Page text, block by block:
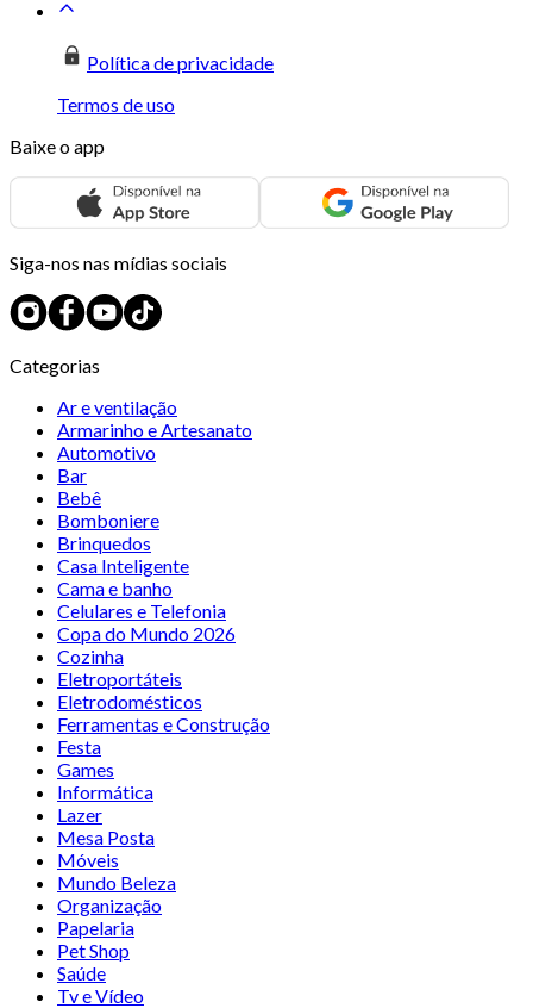
Política de privacidade
Termos de uso
Baixe o app
Siga-nos nas mídias sociais
Categorias
Ar e ventilação
Armarinho e Artesanato
Automotivo
Bar
Bebê
Bomboniere
Brinquedos
Casa Inteligente
Cama e banho
Celulares e Telefonia
Copa do Mundo 2026
Cozinha
Eletroportáteis
Eletrodomésticos
Ferramentas e Construção
Festa
Games
Informática
Lazer
Mesa Posta
Móveis
Mundo Beleza
Organização
Papelaria
Pet Shop
Saúde
Tv e Vídeo